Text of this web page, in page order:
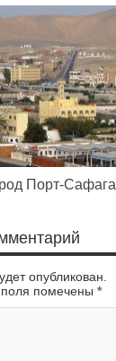
Порт-Сафага
опубликован.
помечены *